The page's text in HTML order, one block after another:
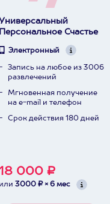
Универсальный
Персональное Счастье
Электронный
Запись на любое из 3006
развлечений
Мгновенная получение
на e-mail и телефон
Срок действия 180 дней
000 ₽
или 3000 ₽ × 6 мес